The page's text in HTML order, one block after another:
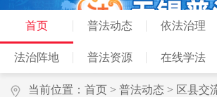
首页 普法动态 依法治理
法治阵地 普法资源 在线学法
当前位置： 首页 > 普法动态 > 区县交